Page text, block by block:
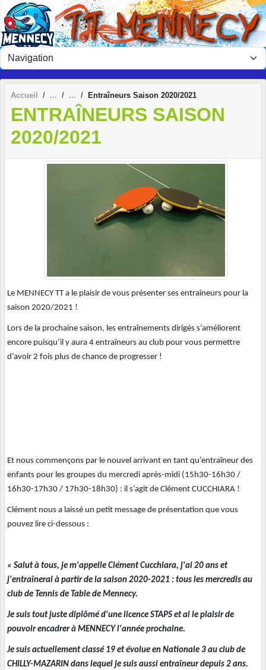
Accueil Entraîneurs Saison 2020/2021
ENTRAÎNEURS SAISON
2020/2021
Le MENNECY TT a le plaisir de vous présenter ses entraîneurs pour la
saison 2020/2021 !
Lors de la prochaine saison, les entraînements dirigés s’améliorent
encore puisqu’il y aura 4 entraîneurs au club pour vous permettre
d’avoir 2 fois plus de chance de progresser !
Et nous commençons par le nouvel arrivant en tant qu’entraîneur des
enfants pour les groupes du mercredi après-midi (15h30-16h30 /
16h30-17h30 / 17h30-18h30) : il s’agit de Clément CUCCHIARA !
Clément nous a laissé un petit message de présentation que vous
pouvez lire ci-dessous :
« Salut à tous, je m'appelle Clément Cucchiara, j'ai 20 ans et
j'entraînerai à partir de la saison 2020-2021 : tous les mercredis au
club de Tennis de Table de Mennecy.
Je suis tout juste diplômé d'une licence STAPS et ai le plaisir de
pouvoir encadrer à MENNECY l'année prochaine.
Je suis actuellement classé 19 et évolue en Nationale 3 au club de
CHILLY-MAZARIN dans lequel je suis aussi entraîneur depuis 2 ans.
Panneau de gestion des cookies